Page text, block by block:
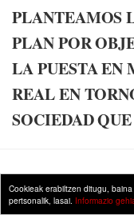
Cookieak erabiltzen ditugu,
pertsonalik, lasai. Informazio
PLANTEAMOS
PLAN POR
LA PUESTA EN
REAL EN
SOCIEDAD
Datsegit